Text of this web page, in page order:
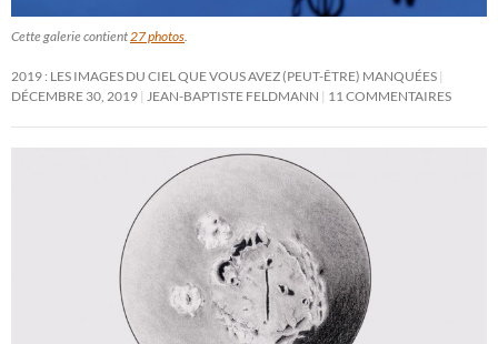
Cette galerie contient 27 photos
2019 : LES IMAGES DU CIEL QUE VOUS AVEZ (PEUT-ÊTRE) MANQUÉES
DÉCEMBRE 30, 2019
JEAN-BAPTISTE FELDMANN 11 COMMENTAIRES